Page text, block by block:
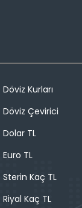
Döviz Kurları
Döviz Çevirici
Dolar TL
Euro TL
Sterin Kaç TL
Riyal Kaç TL